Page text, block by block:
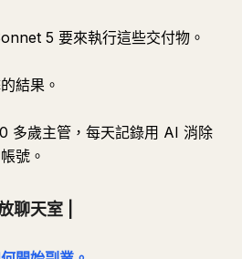
5 要來執行這些交付物。
結果。
多歲主管，每天記錄用 AI 消除
號。
聊天室 |